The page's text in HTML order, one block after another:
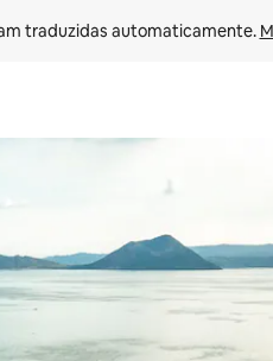
traduzidas automaticamente.